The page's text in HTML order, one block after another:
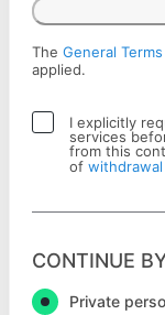
The General
applied.
I explicitly
services
from this
of withdrawal
CONTINUE
Private